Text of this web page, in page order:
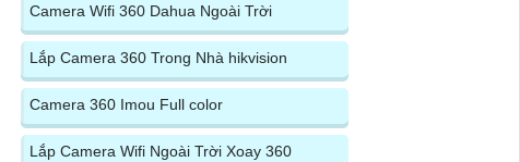
Camera Wifi 360 Dahua Ngoài Trời
Lắp Camera 360 Trong Nhà hikvision
Camera 360 Imou Full color
Lắp Camera Wifi Ngoài Trời Xoay 360